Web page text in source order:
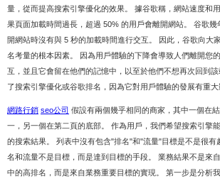
量，從而提高搜索引擎優化的效果。 據谷歌稱，網站速度和
果頁面加載時間過長，超過 50% 的用戶會離開網站。 谷歌
開網站時沒有與 5 秒的加載時間進行交互。 因此，谷歌向大
名考量的根本因素。 因為用戶體驗的下降會導致人們離開您
互，並且它會留在他們的記憶中，以至於他們不想再次回到
了搜索引擎優化或谷歌排名，因為它對用戶體驗的發展有重大
網路行銷 seo公司 假設有兩個幾乎相同的商家，其中一個在
一，另一個在第二頁的底部。 作為用戶，我們希望搜索引擎
的搜索結果。 列表中沒有包含"排名"和"流量"目標是不是很有
名和流量不是目標，而是達到目標的手段。 業務結果不是來
中的高排名，而是來自業務重要目標的實現。 第一步是分析